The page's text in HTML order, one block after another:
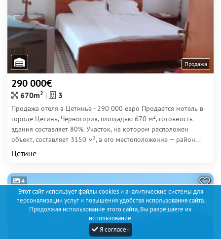
Этот сайт использует файлы cookies и аналитические системы для
персонализации услуг и повышения удобства использования сайта.
Продолжая использование этого сайта, Вы разрешаете их
использование.
Я согласен
Продажа
290 000€
670m2 3
Продажа отеля в Цетинье - 290 000 евро Продается мотель в
городе Цетинь, Черногория, площадью 670 м², готовность
здания составляет 80%. Участок, на котором расположен
объект, составляет 3150 м², а его местоположение — район...
Цетине
4